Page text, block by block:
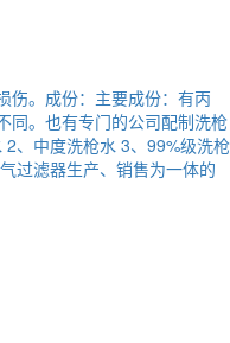
伤。成份：主要成份：有丙
同。也有专门的公司配制洗枪
、中度洗枪水 3、99%级洗枪
过滤器生产、销售为一体的